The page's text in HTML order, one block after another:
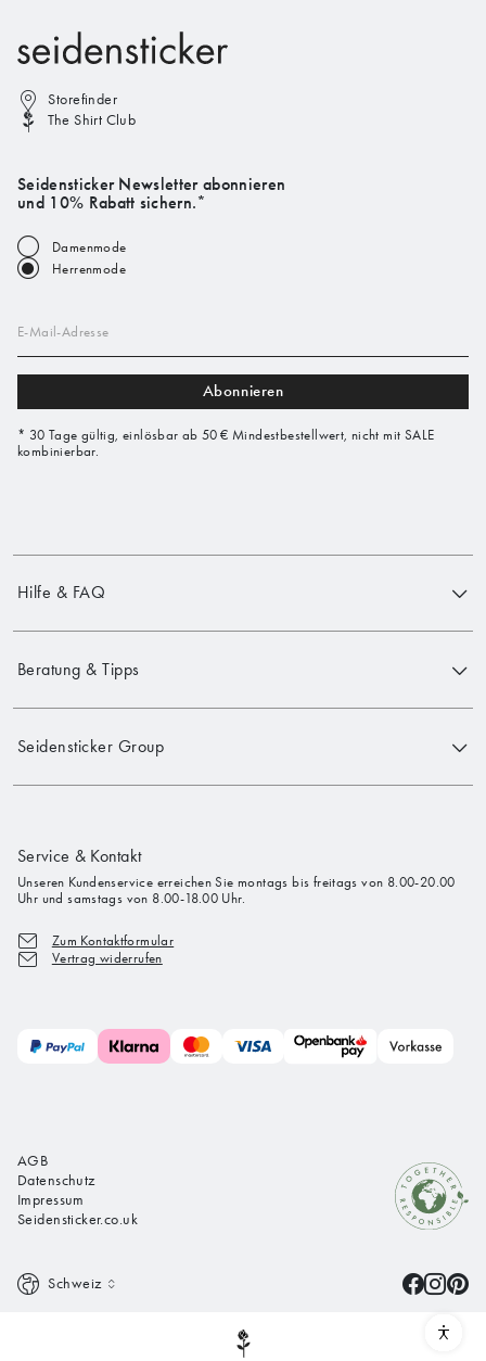
Storefinder
The Shirt Club
Seidensticker Newsletter abonnieren
und 10% Rabatt sichern.*
Damenmode
Herrenmode
E-Mail-Adresse
Abonnieren
* 30 Tage gültig, einlösbar ab 50 € Mindestbestellwert, nicht mit SALE
kombinierbar.
Hilfe & FAQ
Beratung & Tipps
Seidensticker Group
Service & Kontakt
Unseren Kundenservice erreichen Sie montags bis freitags von 8.00-20.00
Uhr und samstags von 8.00-18.00 Uhr.
Zum Kontaktformular
Vertrag widerrufen
AGB
Datenschutz
Impressum
Seidensticker.co.uk
Schweiz